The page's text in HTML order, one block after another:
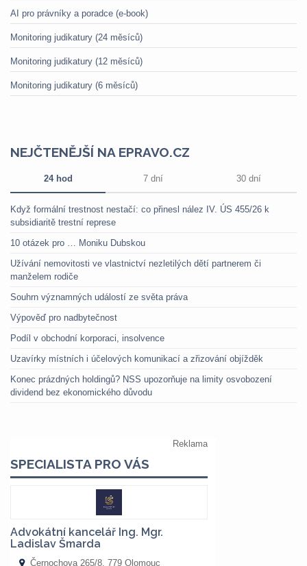
AI pro právníky a poradce (e-book)
Monitoring judikatury (24 měsíců)
Monitoring judikatury (12 měsíců)
Monitoring judikatury (6 měsíců)
NEJČTENĚJŠÍ NA EPRAVO.CZ
24 hod 7 dní 30 dní
Když formální trestnost nestačí: co přinesl nález IV. ÚS 455/26 k
subsidiaritě trestní represe
10 otázek pro … Moniku Dubskou
Užívání nemovitosti ve vlastnictví nezletilých dětí partnerem či
manželem rodiče
Souhrn významných událostí ze světa práva
Výpověď pro nadbytečnost
Podíl v obchodní korporaci, insolvence
Uzavírky místních i účelových komunikací a zřizování objížděk
Konec prázdných holdingů? NSS upozorňuje na limity osvobození
dividend bez ekonomického důvodu